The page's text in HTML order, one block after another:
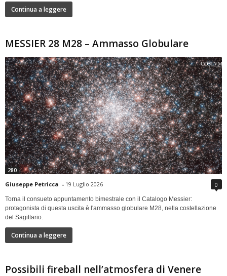
Continua a leggere
MESSIER 28 M28 – Ammasso Globulare
280
Giuseppe Petricca - 19 Luglio 2026 0
Torna il consueto appuntamento bimestrale con il Catalogo Messier:
protagonista di questa uscita è l'ammasso globulare M28, nella costellazione
del Sagittario.
Continua a leggere
Possibili fireball nell’atmosfera di Venere